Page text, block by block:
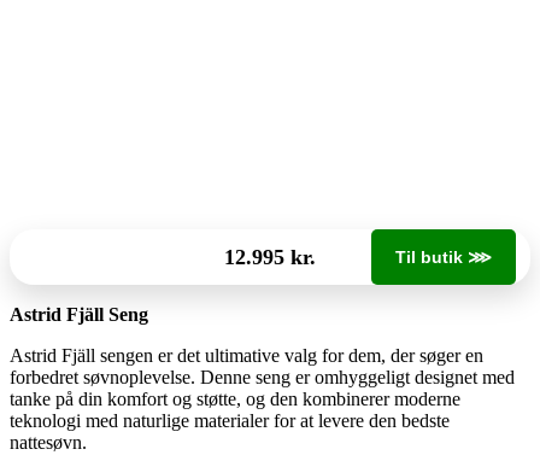
12.995 kr. Til butik ⋙
Astrid Fjäll Seng
Astrid Fjäll sengen er det ultimative valg for dem, der søger en
forbedret søvnoplevelse. Denne seng er omhyggeligt designet med
tanke på din komfort og støtte, og den kombinerer moderne
teknologi med naturlige materialer for at levere den bedste
nattesøvn.